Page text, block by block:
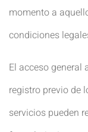
momento a
condiciones
El acceso general
registro previo de
servicios pueden